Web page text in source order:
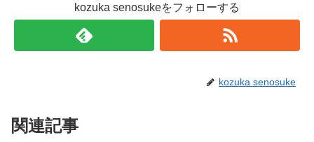
kozuka senosukeをフォローする
kozuka senosuke
関連記事